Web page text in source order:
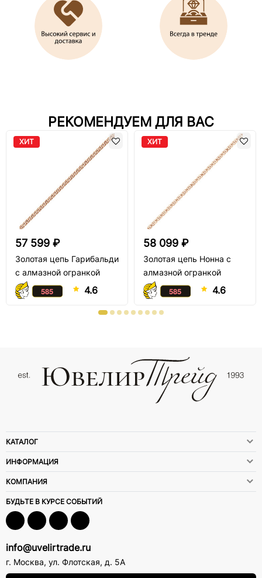
РЕКОМЕНДУЕМ ДЛЯ ВАС
ХИТ
57 599 ₽
Золотая цепь Гарибальди
с алмазной огранкой
4.6
ХИТ
58 099 ₽
Золотая цепь Нонна с
алмазной огранкой
4.6
КАТАЛОГ
ИНФОРМАЦИЯ
КОМПАНИЯ
БУДЬТЕ В КУРСЕ СОБЫТИЙ
info@uvelirtrade.ru
г. Москва, ул. Флотская, д. 5А